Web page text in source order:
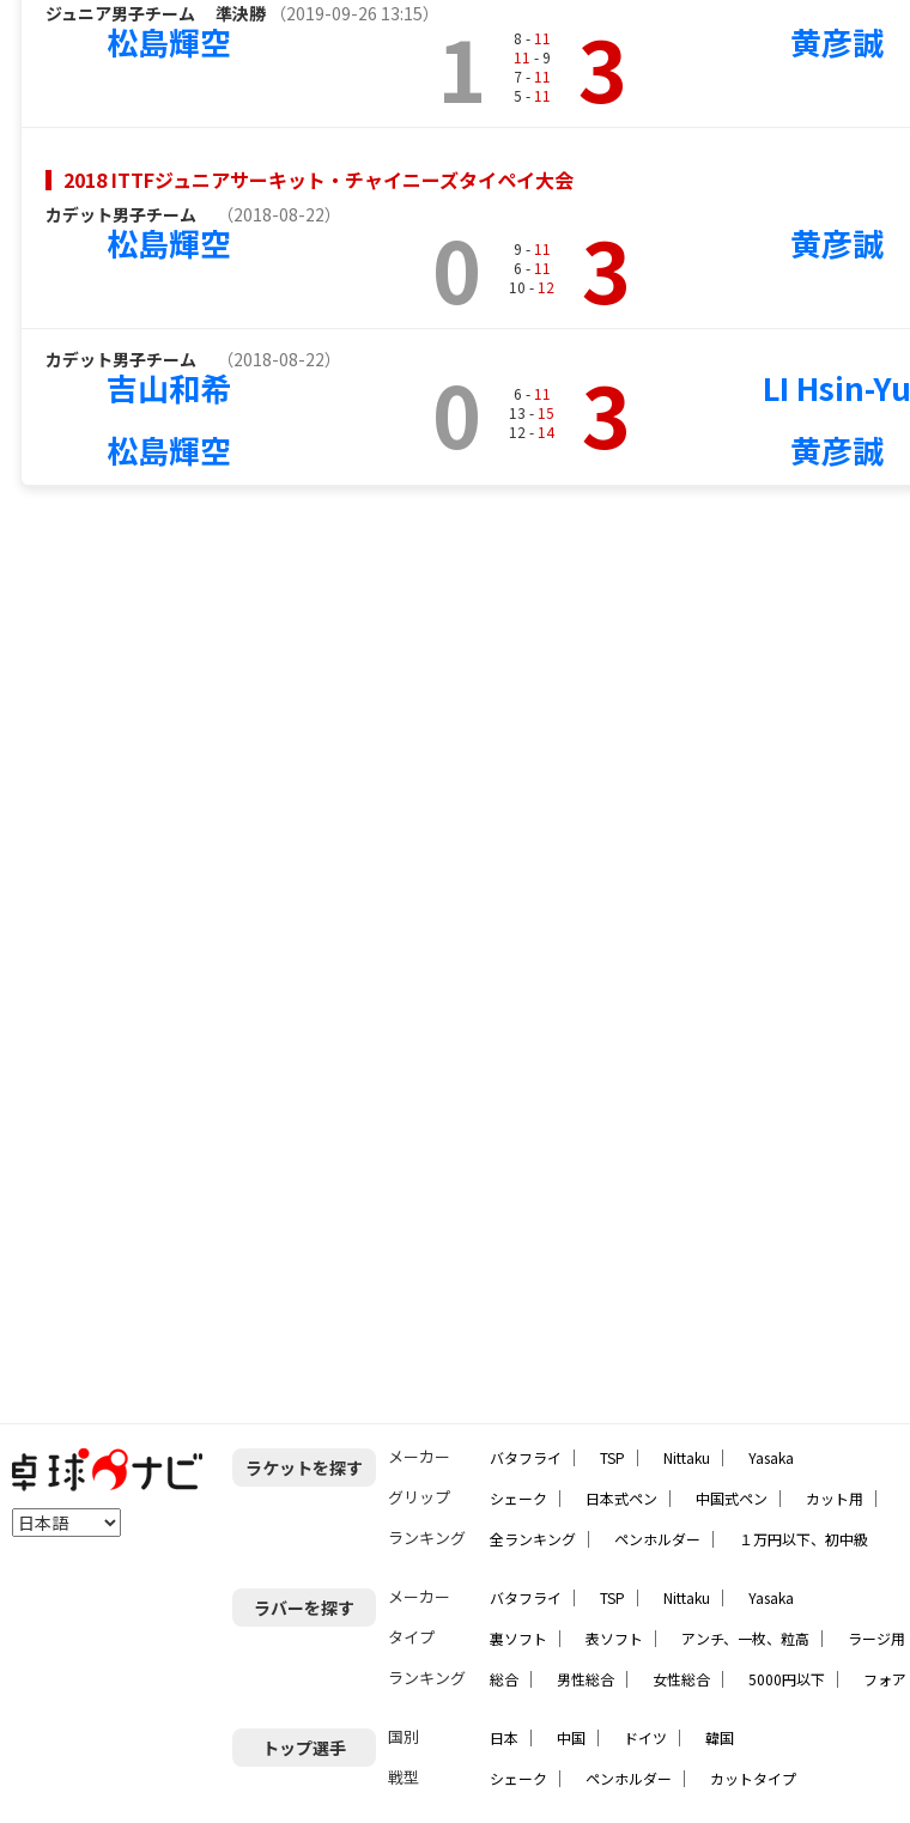
ジュニア男子チーム 準決勝 （2019-09-26 13:15）
松島輝空 1 8 - 11
11 - 9
7 - 11
5 - 11 3 黄彦誠
2018 ITTFジュニアサーキット・チャイニーズタイペイ大会
カデット男子チーム （2018-08-22）
松島輝空 0 9 - 11
6 - 11
10 - 12 3 黄彦誠
カデット男子チーム （2018-08-22）
吉山和希
松島輝空
0 6 - 11
13 - 15
12 - 14 3
LI Hsin-Yu
黄彦誠
ラケットを探す メーカー バタフライ ｜ TSP ｜ Nittaku ｜ Yasaka
グリップ シェーク ｜ 日本式ペン ｜ 中国式ペン ｜ カット用 ｜
ランキング 全ランキング ｜ ペンホルダー ｜ １万円以下、初中級
ラバーを探す メーカー バタフライ ｜ TSP ｜ Nittaku ｜ Yasaka
タイプ 裏ソフト ｜ 表ソフト ｜ アンチ、一枚、粒高 ｜ ラージ用
ランキング 総合 ｜ 男性総合 ｜ 女性総合 ｜ 5000円以下 ｜ フォア
トップ選手 国別 日本 ｜ 中国 ｜ ドイツ ｜ 韓国
戦型 シェーク ｜ ペンホルダー ｜ カットタイプ